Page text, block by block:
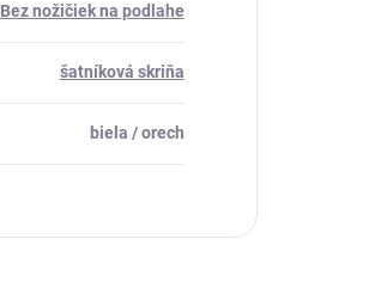
Bez nožičiek na podlahe
šatníková skriňa
biela / orech